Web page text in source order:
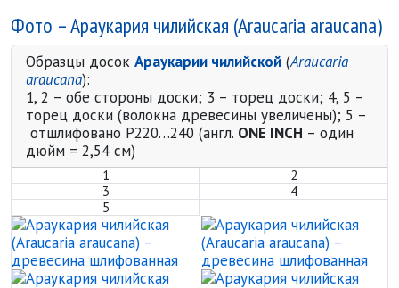
Фото – Араукария чилийская (Araucaria araucana)
Образцы досок Араукарии чилийской (Araucaria
araucana):
1, 2 – обе стороны доски; 3 – торец доски; 4, 5 –
торец доски (волокна древесины увеличены); 5 –
отшлифовано P220…240 (англ. ONE INCH – один
дюйм = 2,54 см)
1
2
3
4
5
Араукария чилийская
Араукария чилийская